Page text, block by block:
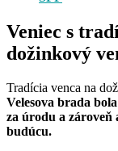
Veniec s
dožinkový
Tradícia venca na
Velesova brada
za úrodu a zároveň
budúcu.